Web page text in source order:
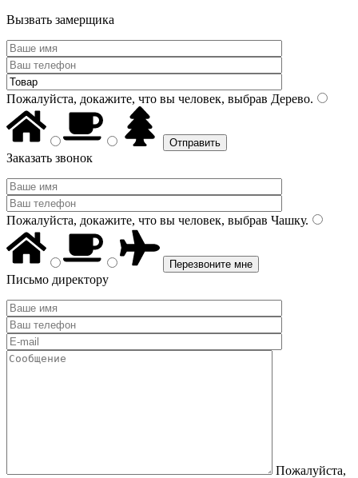
Вызвать замерщика
Пожалуйста, докажите, что вы человек, выбрав Дерево.
Заказать звонок
Пожалуйста, докажите, что вы человек, выбрав Чашку.
Письмо директору
Пожалуйста,